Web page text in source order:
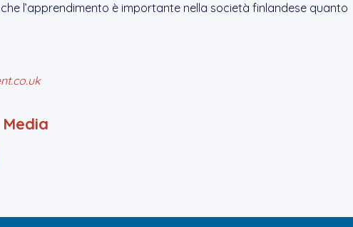
l’apprendimento è importante nella società finlandese quanto